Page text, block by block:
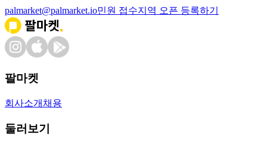
palmarket@palmarket.io민원 접수지역 오픈 등록하기
팔마켓
회사소개 채용
둘러보기